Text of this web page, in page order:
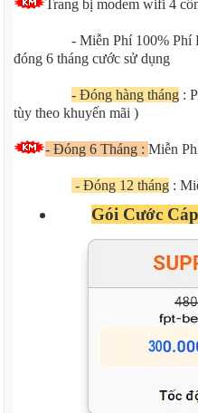
Trang bị modem wifi 4
- Miễn Phí 100% Phí Hòa
đóng 6 tháng cước sử dụng
- Đóng hàng tháng :
tùy theo khuyến mãi )
- Đóng 6 Tháng :Miễn
- Đóng 12 tháng :
Gói Cước